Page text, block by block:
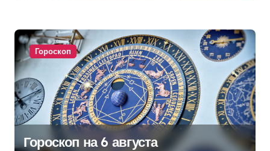
п
и
с
я
м
Гороскоп
Гороскоп на 6 августа